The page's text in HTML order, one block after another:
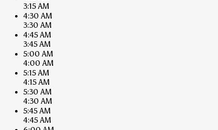
3:15 AM
4:30 AM
3:30 AM
4:45 AM
3:45 AM
5:00 AM
4:00 AM
5:15 AM
4:15 AM
5:30 AM
4:30 AM
5:45 AM
4:45 AM